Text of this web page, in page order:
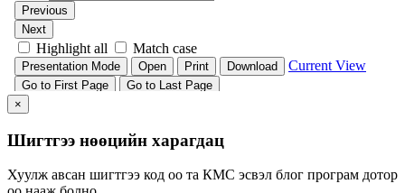
×
Шигтгээ нөөцийн харагдац
Хуулж авсан шигтгээ код оо та КМС эсвэл блог програм дотор